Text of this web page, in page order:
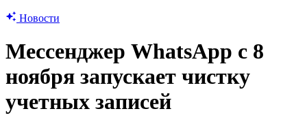
Новости
Мессенджер WhatsApp с 8
ноября запускает чистку
учетных записей